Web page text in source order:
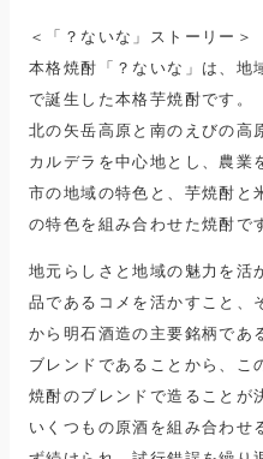
＜
「？ないな」ストーリー＞
本格焼酎「？ないな」は、地
で誕生した本格芋焼酎です。
北の矢岳高原と南のえびの高
カルデラを中心地とし、農業
市の地域の特色と、芋焼酎と
の特色を組み合わせた焼酎で
地元らしさと地域の魅力を活
品であるコメを活かすこと、
から明石酒造の主要銘柄であ
ブレンドであることから、こ
焼酎のブレンドで造ることが
いくつもの原酒を組み合わせ